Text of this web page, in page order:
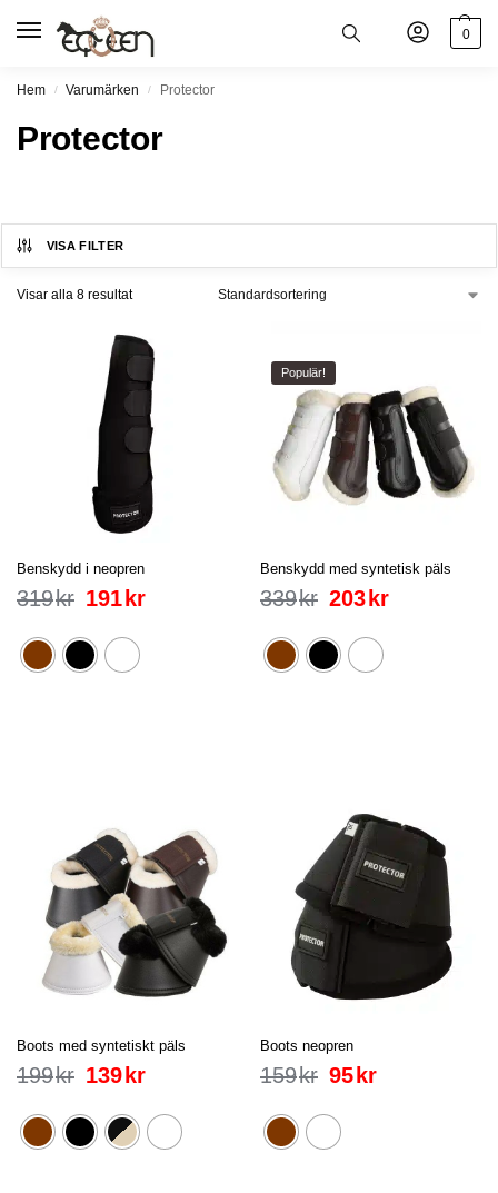
0
Hem / Varumärken / Protector
Protector
VISA FILTER
Visar alla 8 resultat
Benskydd i neopren
319kr 191 kr
Populär!
Benskydd med syntetisk päls
339kr 203 kr
Boots med syntetiskt päls
199kr 139 kr
Boots neopren
159kr 95 kr